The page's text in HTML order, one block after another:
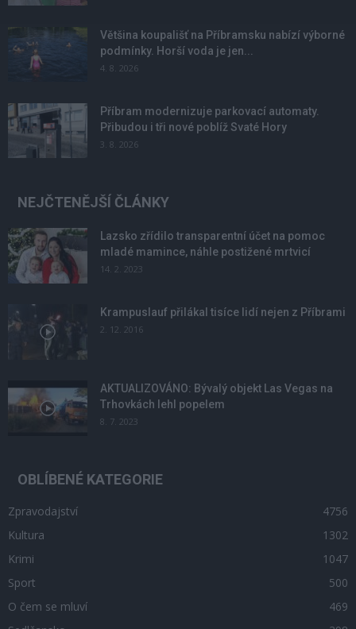
Většina koupališť na Příbramsku nabízí výborné
podmínky. Horší voda je jen...
4. 8. 2026
Příbram modernizuje parkovací automaty.
Přibudou i tři nové poblíž Svaté Hory
3. 8. 2026
NEJČTENĚJŠÍ ČLÁNKY
Lazsko zřídilo transparentní účet na pomoc
mladé mamince, náhle postižené mrtvicí
14. 2. 2023
Krampuslauf přilákal tisíce lidí nejen z Příbrami
2. 12. 2016
AKTUALIZOVÁNO: Bývalý objekt Las Vegas na
Trhovkách lehl popelem
8. 7. 2023
OBLÍBENÉ KATEGORIE
Zpravodajství
4756
Kultura
1302
Krimi
1047
Sport
500
O čem se mluví
469